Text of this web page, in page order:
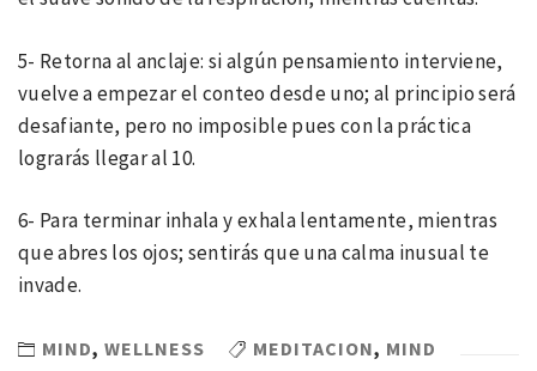
5- Retorna al anclaje: si algún pensamiento interviene,
vuelve a empezar el conteo desde uno; al principio será
desafiante, pero no imposible pues con la práctica
lograrás llegar al 10.
6- Para terminar inhala y exhala lentamente, mientras
que abres los ojos; sentirás que una calma inusual te
invade.
MIND, WELLNESS MEDITACION, MIND